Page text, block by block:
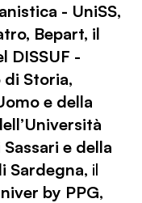
- UniSS,
Bepart, il
DISSUF -
Storia,
e della
e della
Sardegna, il
by PPG,